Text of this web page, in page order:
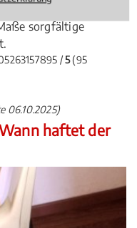
Arzt eine
sorgfältige
/5(95
06.10.2025)
haftet der